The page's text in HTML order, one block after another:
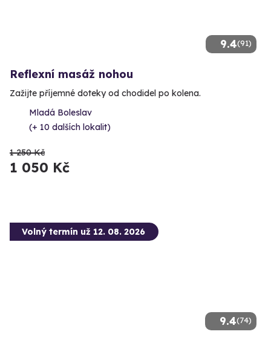
9.4(91)
Reflexní masáž nohou
Zažijte příjemné doteky od chodidel po kolena.
Mladá Boleslav
(+ 10 dalších lokalit)
1 250 Kč
1 050 Kč
9.4(74)
Volný termín už 12. 08. 2026